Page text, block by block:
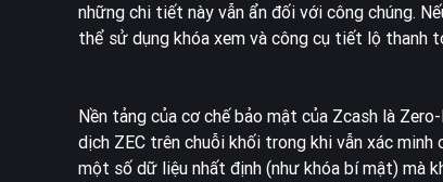
những chi tiết này vẫn ẩn đối với công chúng.
thể sử dụng khóa xem và công cụ tiết lộ thanh
Nền tảng của cơ chế bảo mật của Zcash là
dịch ZEC trên chuỗi khối trong khi vẫn xác minh
một số dữ liệu nhất định (như khóa bí mật) mà